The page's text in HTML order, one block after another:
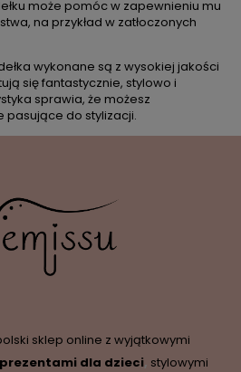
może pomóc w zapewnieniu mu
na przykład w zatłoczonych
wykonane są z wysokiej jakości
się fantastycznie, stylowo i
sprawia, że możesz
pasujące do stylizacji.
sklep online z wyjątkowymi
dla dzieci, stylowymi